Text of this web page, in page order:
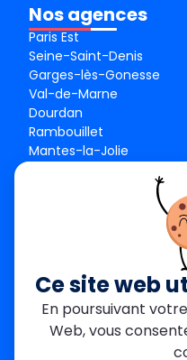
Nos agences
Paris Est
Seine-Saint-Denis
Garges-lès-Gonesse
Val-de-Marne
Dourdan
Rambouillet
Mantes-la-Jolie
contact@metallerie-
46 bis Av. du Maine,
Ce site web
En poursuivant
Web, vous